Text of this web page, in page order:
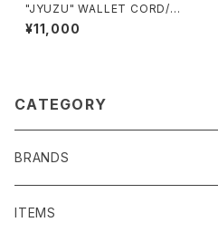
"JYUZU" WALLET CORD/20
26#2/”数珠”ウォレットコード
¥11,000
CATEGORY
BRANDS
SENTI FLATTER THE SENSES
ITEMS